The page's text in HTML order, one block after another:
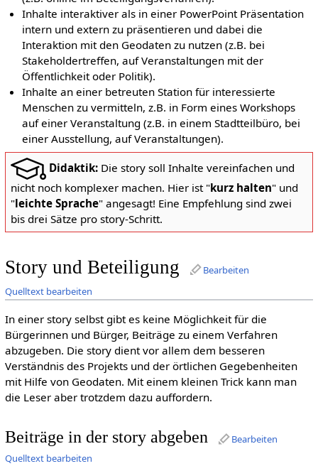
Inhalte interaktiver als in einer PowerPoint Präsentation
intern und extern zu präsentieren und dabei die
Interaktion mit den Geodaten zu nutzen (z.B. bei
Stakeholdertreffen, auf Veranstaltungen mit der
Öffentlichkeit oder Politik).
Inhalte an einer betreuten Station für interessierte
Menschen zu vermitteln, z.B. in Form eines Workshops
auf einer Veranstaltung (z.B. in einem Stadtteilbüro, bei
einer Ausstellung, auf Veranstaltungen).
Didaktik:Die story soll Inhalte vereinfachen und
nicht noch komplexer machen. Hier ist "kurz halten" und
"leichte Sprache" angesagt! Eine Empfehlung sind zwei
bis drei Sätze pro story-Schritt.
Story und Beteiligung
Bearbeiten
Quelltext bearbeiten
In einer story selbst gibt es keine Möglichkeit für die
Bürgerinnen und Bürger, Beiträge zu einem Verfahren
abzugeben. Die story dient vor allem dem besseren
Verständnis des Projekts und der örtlichen Gegebenheiten
mit Hilfe von Geodaten. Mit einem kleinen Trick kann man
die Leser aber trotzdem dazu auffordern.
Beiträge in der story abgeben
Bearbeiten
Quelltext bearbeiten